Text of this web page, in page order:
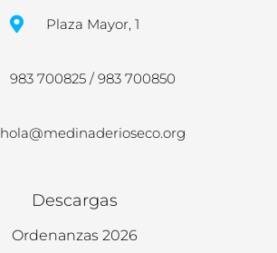
Plaza Mayor, 1
983 700825 / 983 700850
hola@medinaderioseco.org
Descargas
Ordenanzas 2026